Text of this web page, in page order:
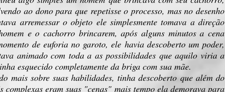
ao dono para que repetisse o processo, mas no desenho
arremessar o objeto ele simplesmente tomava a direção
e o cachorro brincarem, após alguns minutos a cena
de euforia no garoto, ele havia descoberto um poder,
animado com toda a as possibilidades que aquilo viria a
esquecido completamente da briga com sua mãe.
mais sobre suas habilidades, tinha descoberto que além do
complexas eram suas "cenas" mais tempo ela demorava para